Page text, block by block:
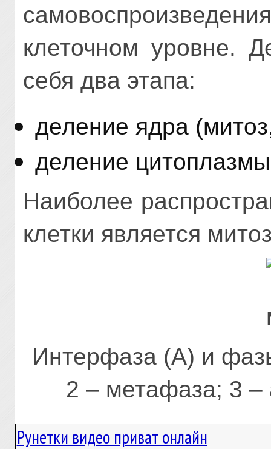
клеточном уровне.
себя два этапа:
деление ядра
деление
Наиболее
клетки является
Интерфаза (А) и
2 – метафаза; 3
Рунетки видео приват онлайн